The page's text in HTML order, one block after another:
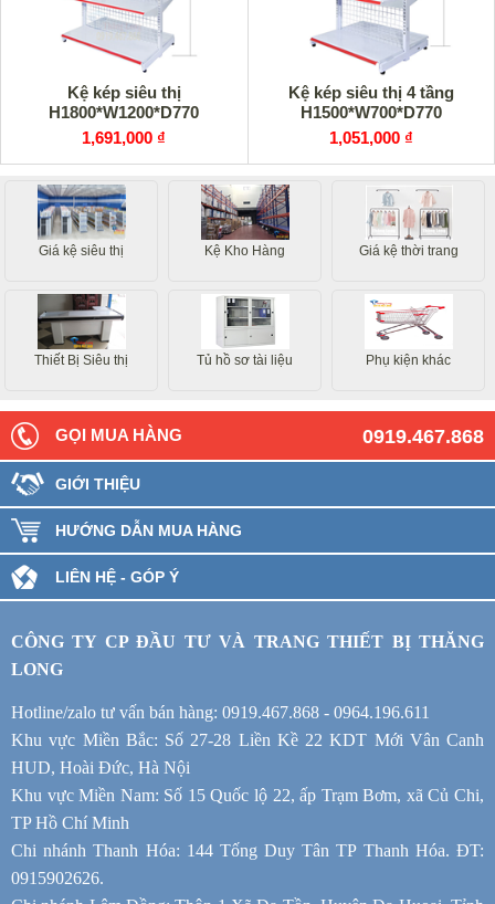
Kệ kép siêu thị
H1800*W1200*D770
1,691,000 ₫
Kệ kép siêu thị 4 tầng
H1500*W700*D770
1,051,000 ₫
Giá kệ siêu thị Kệ Kho Hàng Giá kệ thời trang
Thiết Bị Siêu thị Tủ hồ sơ tài liệu Phụ kiện khác
0919.467.868
GỌI MUA HÀNG
GIỚI THIỆU
HƯỚNG DẪN MUA HÀNG
LIÊN HỆ - GÓP Ý
CÔNG TY CP ĐẦU TƯ VÀ TRANG THIẾT BỊ THĂNG
LONG
Hotline/zalo tư vấn bán hàng: 0919.467.868 - 0964.196.611
Khu vực Miền Bắc: Số 27-28 Liền Kề 22 KDT Mới Vân Canh
HUD, Hoài Đức, Hà Nội
Khu vực Miền Nam: Số 15 Quốc lộ 22, ấp Trạm Bơm, xã Củ Chi,
TP Hồ Chí Minh
Chi nhánh Thanh Hóa: 144 Tống Duy Tân TP Thanh Hóa. ĐT:
0915902626.